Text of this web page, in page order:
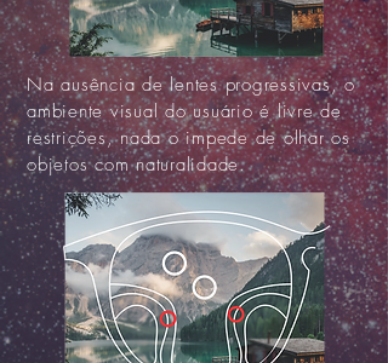
Naausência de lentes progressivas, o
ambiente visual do usuário é livre de
restrições, nada o impede de olhar os
objetos com naturalidade.